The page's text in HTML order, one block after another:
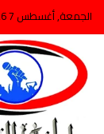
الجمعة, أغسطس 7 2026